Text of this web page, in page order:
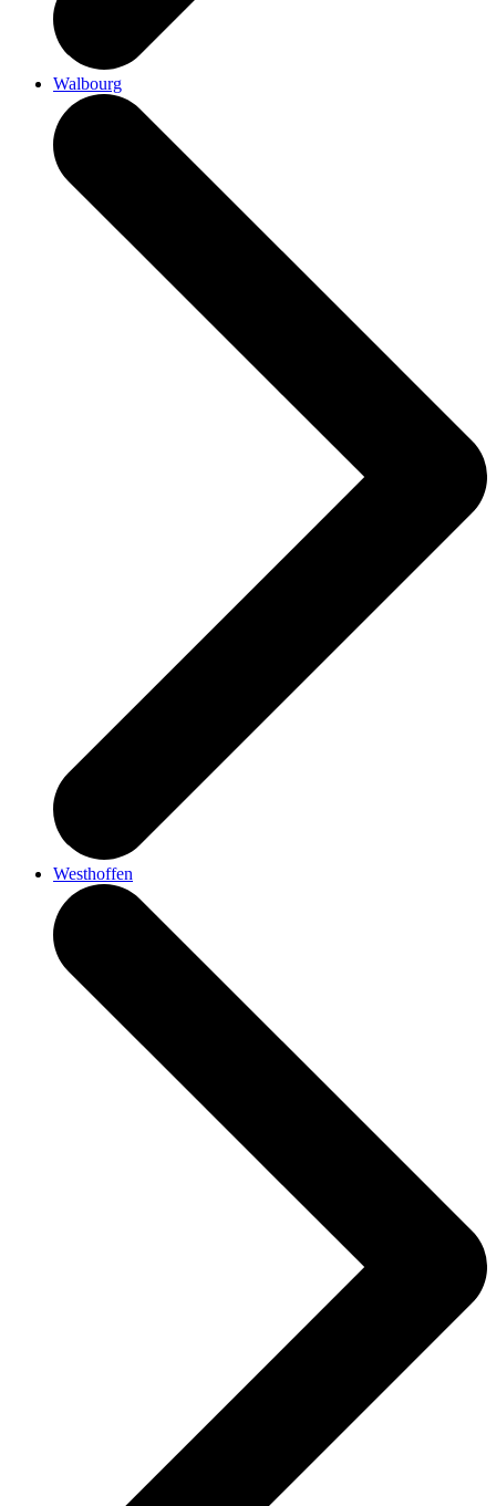
Walbourg
Westhoffen